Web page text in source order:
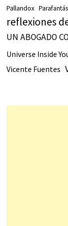
Pallandox
reflexiones
UN ABOGADO
Universe Inside
Vicente Fuentes